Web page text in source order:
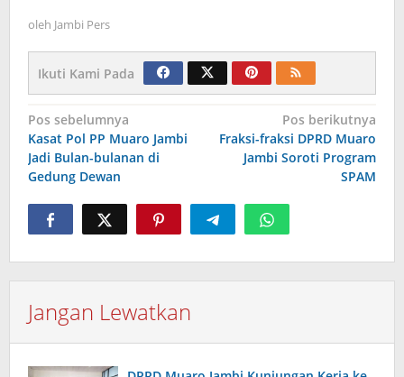
oleh Jambi Pers
Ikuti Kami Pada
Navigasi
pos
Pos sebelumnya
Kasat Pol PP Muaro Jambi
Jadi Bulan-bulanan di
Gedung Dewan
Pos berikutnya
Fraksi-fraksi DPRD Muaro
Jambi Soroti Program
SPAM
Jangan Lewatkan